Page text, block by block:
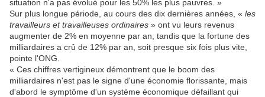
situation n'a pas évolué pour les 50% les plus pauvres. »
Sur plus longue période, au cours des dix dernières années, « les
travailleurs et travailleuses ordinaires » ont vu leurs revenus
augmenter de 2% en moyenne par an, tandis que la fortune des
milliardaires a crû de 12% par an, soit presque six fois plus vite,
pointe l'ONG.
« Ces chiffres vertigineux démontrent que le boom des
milliardaires n'est pas le signe d'une économie florissante, mais
d'abord le symptôme d'un système économique défaillant qui